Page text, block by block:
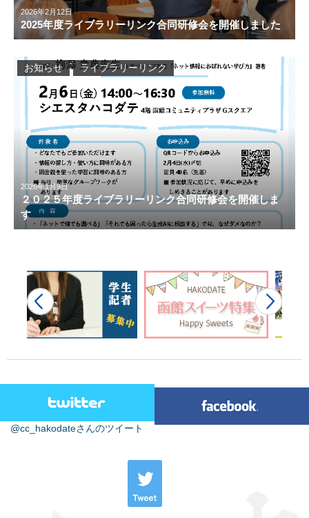
2026年2月12日
2025年度ライブラリーリンク合同研修会を開催しました
2026年1月9日
２０２５年度ライブラリーリンク合同研修会を開催しま
す
お知らせ ライブラリーリンク
@cc_hakodateさんのツイート